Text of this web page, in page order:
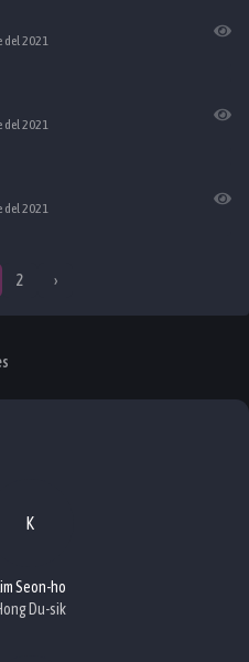
del 2021
del 2021
del 2021
2 ›
K
Seon-ho
Du-sik